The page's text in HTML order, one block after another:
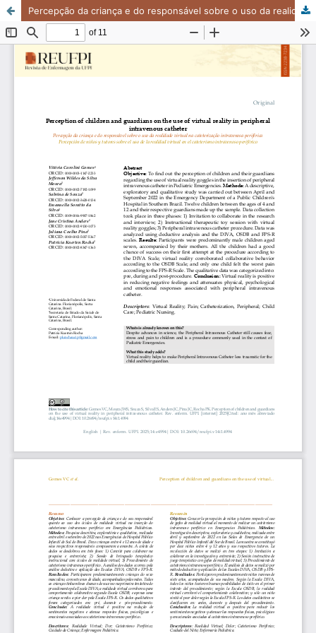
Percepção da criança e do responsável sobre o uso da realidade virtual na cateterização intravenosa periférica